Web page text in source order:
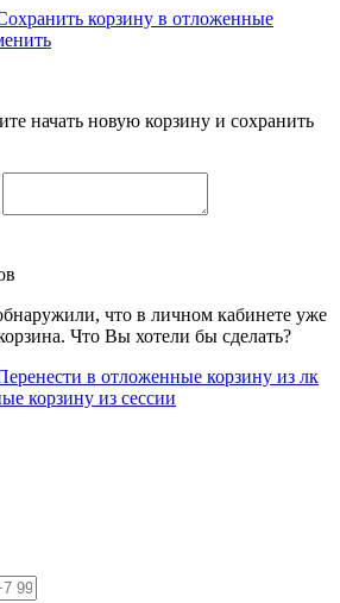
корзину в отложенные
начать новую корзину и сохранить
что в личном кабинете уже
Что Вы хотели бы сделать?
в отложенные корзину из лк
корзину из сессии